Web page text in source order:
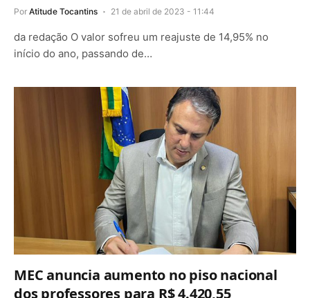
Por Atitude Tocantins 21 de abril de 2023 - 11:44
da redação O valor sofreu um reajuste de 14,95% no
início do ano, passando de…
MEC anuncia aumento no piso nacional
dos professores para R$ 4.420,55